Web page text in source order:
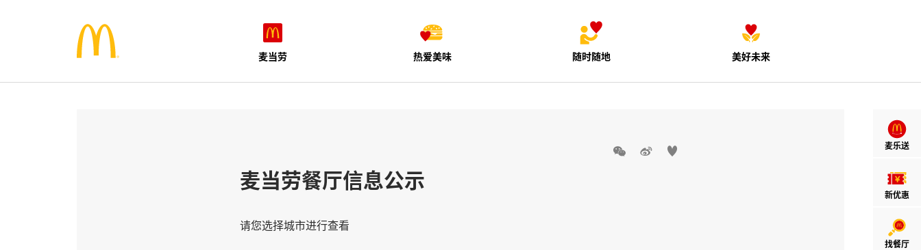
麦当劳 热爱美味 随时随地 美好未来
麦乐送
新优惠
找餐厅
  
麦当劳餐厅信息公示
请您选择城市进行查看